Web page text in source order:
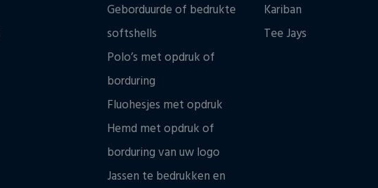
Geborduurde of bedrukte
softshells
Polo’s met opdruk of
borduring
Fluohesjes met opdruk
Hemd met opdruk of
borduring van uw logo
Jassen te bedrukken en
Kariban
Tee Jays